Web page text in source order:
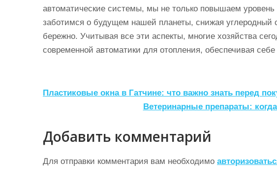
автоматические системы, мы не только повышаем
заботимся о будущем нашей планеты, снижая углеродный
бережно. Учитывая все эти аспекты, многие хозяйства
современной автоматики для отопления, обеспечивая
Н
в
и
г
Пластиковые окна в Гатчине: что важно знать перед
Ветеринарные препараты:
Добавить комментарий
Для отправки комментария вам необходимо